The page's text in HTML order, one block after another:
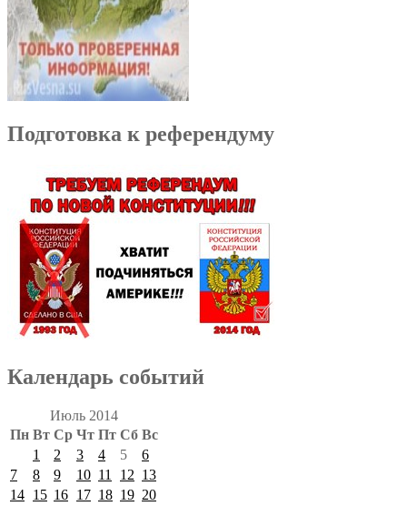
Подготовка к референдуму
Календарь событий
Июль 2014
Пн Вт Ср Чт Пт Сб Вс
1 2 3 4 5
6
7
8 9 10 11 12 13
14 15 16 17 18 19 20